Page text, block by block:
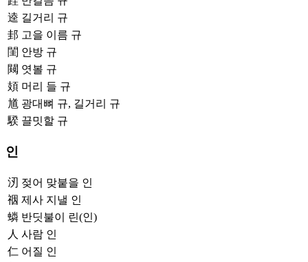
逵 길거리 규
邽 고을 이름 규
閨 안방 규
闚 엿볼 규
頍 머리 들 규
馗 광대뼈 규, 길거리 규
騤 끌밋할 규
인
㲽 젖어 맞붙을 인
䄄 제사 지낼 인
䗲 반딧불이 린(인)
人 사람 인
仁 어질 인